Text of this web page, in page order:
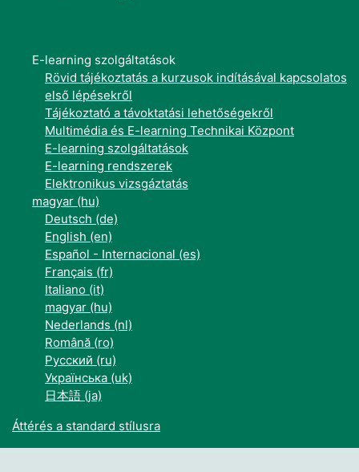
E-learning szolgáltatások
Rövid tájékoztatás a kurzusok indításával kapcsolatos
első lépésekről
Tájékoztató a távoktatási lehetőségekről
Multimédia és E-learning Technikai Központ
E-learning szolgáltatások
E-learning rendszerek
Elektronikus vizsgáztatás
magyar ‎(hu)‎
Deutsch ‎(de)‎
English ‎(en)‎
Español - Internacional ‎(es)‎
Français ‎(fr)‎
Italiano ‎(it)‎
magyar ‎(hu)‎
Nederlands ‎(nl)‎
Română ‎(ro)‎
Русский ‎(ru)‎
Українська ‎(uk)‎
日本語 ‎(ja)‎
Áttérés a standard stílusra